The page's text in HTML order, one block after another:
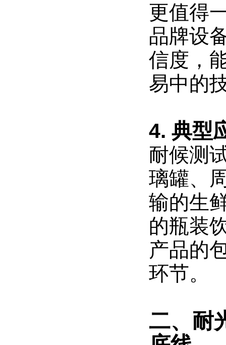
更值得
品牌设
信度，
易中的
4. 典型
耐候测
璃罐、
输的生
的瓶装
产品的
环节。
二、耐